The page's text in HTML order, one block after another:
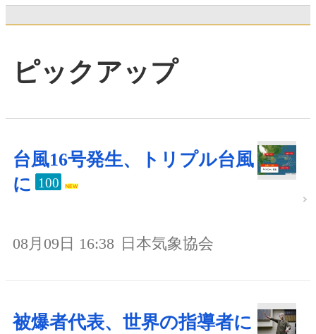
ピックアップ
台風16号発生、トリプル台風
に 100
08月09日 16:38 日本気象協会
被爆者代表、世界の指導者に